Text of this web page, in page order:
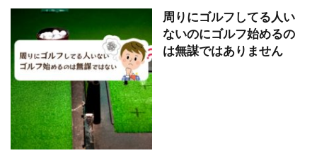
周りにゴルフしてる人い
ないのにゴルフ始めるの
は無謀ではありません